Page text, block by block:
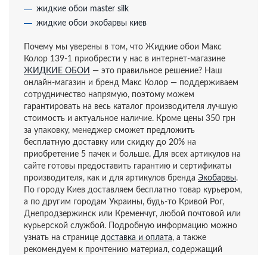
жидкие обои master silk
жидкие обои экобарвы киев
Почему мы уверены в том, что Жидкие обои Макс
Колор 139-1 приобрести у нас в интернет-магазине
ЖИДКИЕ ОБОИ — это правильное решение? Наш
онлайн-магазин и бренд Макс Колор — поддерживаем
сотрудничество напрямую, поэтому можем
гарантировать на весь каталог производителя лучшую
стоимость и актуальное наличие. Кроме цены 350 грн
за упаковку, менеджер сможет предложить
бесплатную доставку или скидку до 20% на
приобретение 5 пачек и больше. Для всех артикулов на
сайте готовы предоставить гарантию и сертификаты
производителя, как и для артикулов бренда Экобарвы.
По городу Киев доставляем бесплатно товар курьером,
а по другим городам Украины, будь-то Кривой Рог,
Днепродзержинск или Кременчуг, любой почтовой или
курьерской службой. Подробную информацию можно
узнать на странице доставка и оплата, а также
рекомендуем к прочтению материал, содержащий